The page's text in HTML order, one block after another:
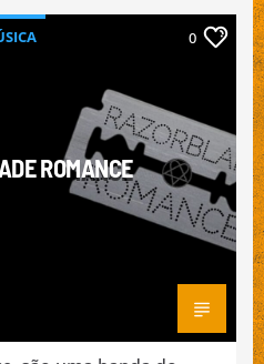
0
ROMANCE